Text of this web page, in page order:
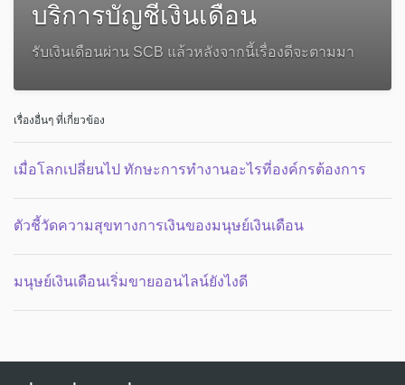
บริการบัญชีเงินเดือน
รับเงินเดือนผ่าน SCB แล้วหลังจากนี้เรื่องดีจะตามมา
เรื่องอื่นๆ ที่เกี่ยวข้อง
เมื่อโลกเปลี่ยนไป ทักษะการทำงานอะไรที่องค์กรต้องการ
ตัวชี้วัดความสุขทางการเงินของมนุษย์เงินเดือน
มนุษย์เงินเดือนเริ่มขายออนไลน์ยังไงดี